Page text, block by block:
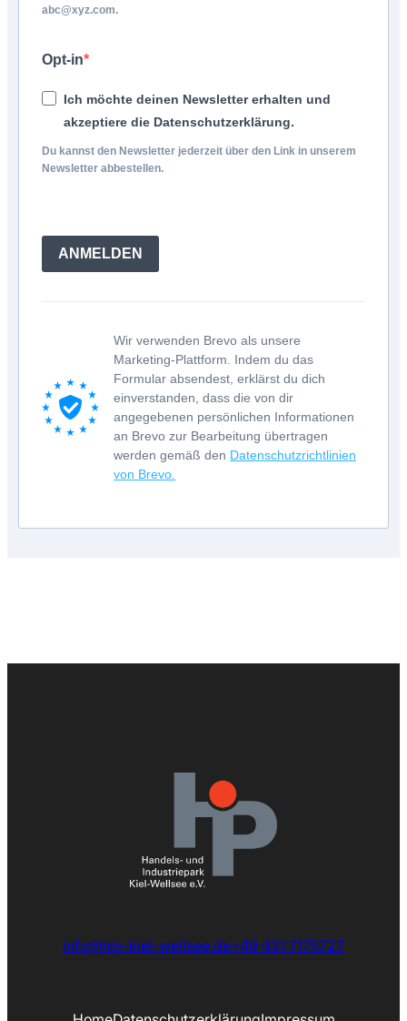
abc@xyz.com.
Opt-in
Ich möchte deinen Newsletter erhalten und
akzeptiere die Datenschutzerklärung.
Du kannst den Newsletter jederzeit über den Link in unserem
Newsletter abbestellen.
ANMELDEN
Wir verwenden Brevo als unsere
Marketing-Plattform. Indem du das
Formular absendest, erklärst du dich
einverstanden, dass die von dir
angegebenen persönlichen Informationen
an Brevo zur Bearbeitung übertragen
werden gemäß den Datenschutzrichtlinien
von Brevo.
info@hip-kiel-wellsee.de+49 431 7175727